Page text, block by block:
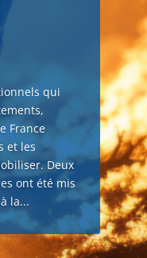
qui
France
et les
Deux
ont été mis
la...